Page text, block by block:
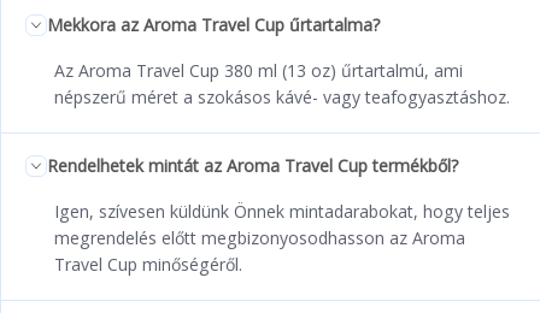
Mekkora az Aroma Travel Cup űrtartalma?
Az Aroma Travel Cup 380 ml (13 oz) űrtartalmú, ami
népszerű méret a szokásos kávé- vagy teafogyasztáshoz.
Rendelhetek mintát az Aroma Travel Cup termékből?
Igen, szívesen küldünk Önnek mintadarabokat, hogy teljes
megrendelés előtt megbizonyosodhasson az Aroma
Travel Cup minőségéről.